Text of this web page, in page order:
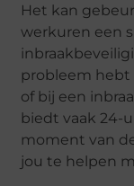
Het kan
werkuren een
probleem
of bij een
biedt vaak 24-
moment van
jou te helpen